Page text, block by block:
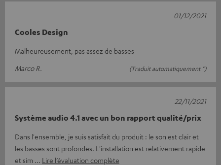
Cooles Design
Malheureusement, pas assez de basses
Marco R.
(Traduit automatiquement *)
01/12/2021
Système audio 4.1 avec un bon rapport qualité/prix
Dans l'ensemble, je suis satisfait du produit : le son est clair et
les basses sont profondes. L'installation est relativement rapide
et sim
Lire l’évaluation complète
22/11/2021